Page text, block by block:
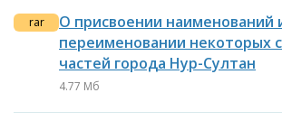
rar
О присвоении наименований
переименовании некоторых
частей города Нур-Султан
4.77 Мб